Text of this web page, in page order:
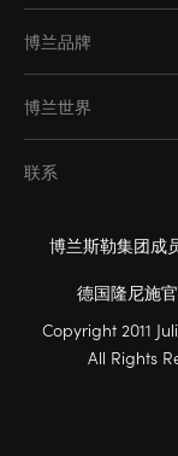
经典系列
天玺臻宝系列
Enzo系列
博兰品牌
博兰斯勒
海斯勒
博兰世界
工艺传承
钢琴修复
传奇、艺术家与合
联系
联系我们
博兰斯勒集团成
德国隆尼施
Copyright 2011
All Rights